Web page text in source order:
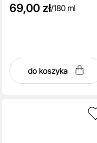
69,00 zł/180 ml
do koszyka